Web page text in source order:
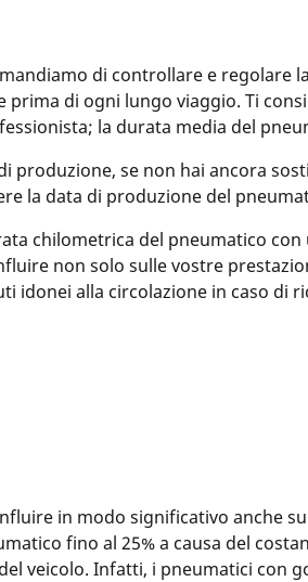
di controllare e
prima di ogni lungo viaggio. Ti
la durata media del
produzione, se non hai ancora
la data di produzione del
chilometrica del pneumatico
non solo sulle vostre
idonei alla circolazione in caso di
in modo significativo anche
fino al 25% a causa del
veicolo. Infatti, i pneumatici con